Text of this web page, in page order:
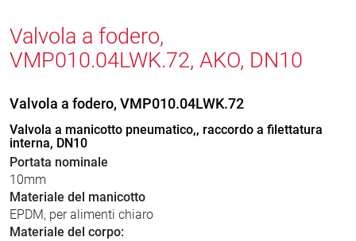
Valvola a fodero,
VMP010.04LWK.72, AKO, DN10
Valvola a fodero, VMP010.04LWK.72
Valvola a manicotto pneumatico,, raccordo a filettatura
interna, DN10
Portata nominale
10mm
Materiale del manicotto
EPDM, per alimenti chiaro
Materiale del corpo: